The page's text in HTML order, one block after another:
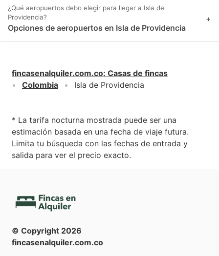
¿Qué aeropuertos debo elegir para llegar a Isla de
Providencia?
Opciones de aeropuertos en Isla de Providencia
+
fincasenalquiler.com.co: Casas de fincas
Colombia
Isla de Providencia
* La tarifa nocturna mostrada puede ser una
estimación basada en una fecha de viaje futura.
Limita tu búsqueda con las fechas de entrada y
salida para ver el precio exacto.
© Copyright 2026
fincasenalquiler.com.co